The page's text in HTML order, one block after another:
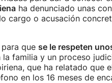
ha denunciado unas
cargo o acusación
que se le respeten
familia y un proceso
que ha relatado que
en los 16 meses de